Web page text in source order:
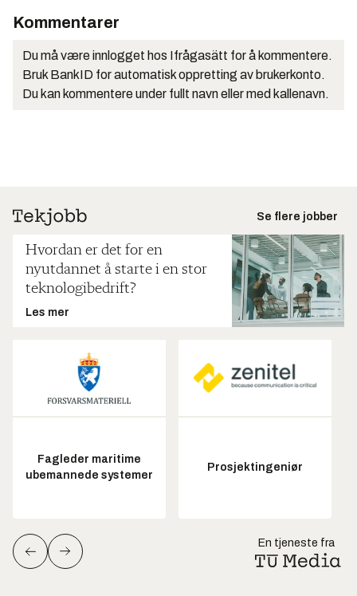
Kommentarer
Du må være innlogget hos Ifrågasätt for å kommentere.
Bruk BankID for automatisk oppretting av brukerkonto.
Du kan kommentere under fullt navn eller med kallenavn.
Se flere jobber
Hvordan er det for en
nyutdannet å starte i en stor
teknologibedrift?
Les mer
Fagleder maritime
ubemannede systemer
Prosjektingeniør
En tjeneste fra